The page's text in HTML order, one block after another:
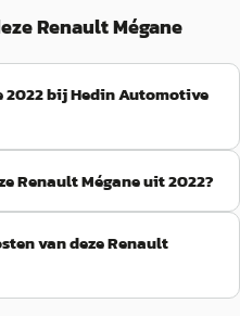
Renault Mégane
2022 bij Hedin Automotive
Renault Mégane uit 2022?
van deze Renault